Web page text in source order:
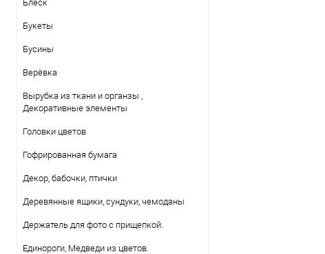
Блеск
Букеты
Бусины
Верёвка
Вырубка из ткани и органзы ,
Декоративные элементы
Головки цветов
Гофрированная бумага
Декор, бабочки, птички
Деревянные ящики, сундуки, чемоданы
Держатель для фото с прищепкой.
Единороги, Медведи из цветов.